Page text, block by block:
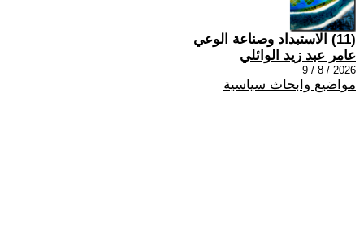
(11) الاستبداد وصناعة الوعي
عامر عبد زيد الوائلي
2026 / 8 / 9
مواضيع وابحاث سياسية